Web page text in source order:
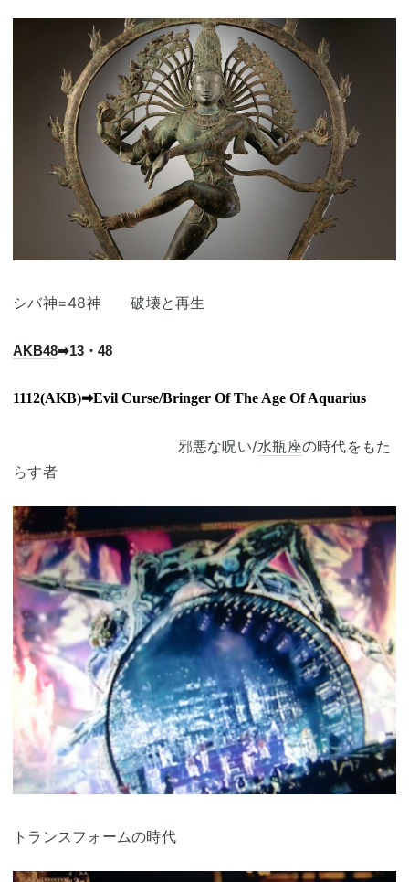
シバ神=48神 破壊と再生
AKB48➡13・48
1112(AKB)➡Evil Curse/Bringer Of The Age Of Aquarius
邪悪な呪い/水瓶座の時代をもた
らす者
トランスフォームの時代